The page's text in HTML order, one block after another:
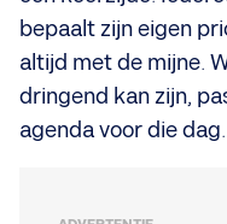
bepaalt zijn eigen
altijd met de mijne.
dringend kan zijn,
agenda voor die dag.